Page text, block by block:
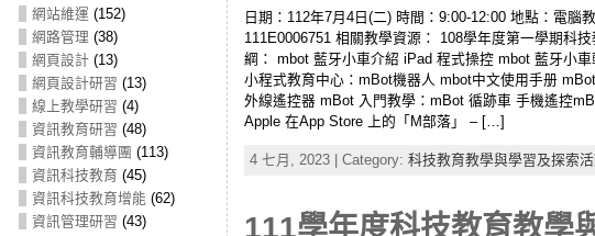
網站維運 (152)
網路管理 (38)
網頁設計(13)
網頁設計研習 (13)
線上教學研習 (4)
資訊教育研習 (48)
資訊教育輔導團 (113)
資訊科技教育 (45)
資訊科技教育增能(62)
資訊管理研習 (43)
日期：112年7月4日(二) 時間：9:00-12:00 地點：電腦
111E0006751 相關教學資源： 108學年度第一學期科
綱： mbot 藍牙小車介紹 iPad 程式操控 mbot 藍牙小
小程式教育中心：mBot機器人 mbot中文使用手册
外線遙控器 mBot 入門教學：mBot 循跡車 手機遙控
Apple 在App Store 上的「M部落」 – […]
4 七月, 2023 | Category: 科技教育教學與學習及探索
111學年度科技教育教學